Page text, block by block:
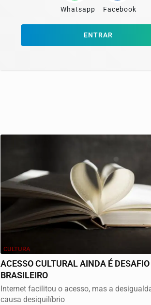
Whatsapp Facebook
ENTRAR
CULTURA
ACESSO CULTURAL AINDA É DESAFIO
BRASILEIRO
Internet facilitou o acesso, mas a
causa desiquilíbrio